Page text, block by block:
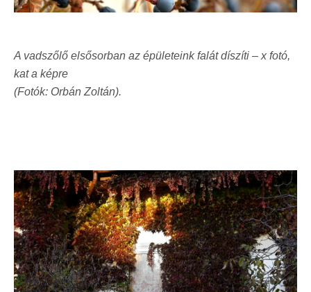
A vadszőlő elsősorban az épületeink falát díszíti – x fotó,
kat a képre
(Fotók: Orbán Zoltán).